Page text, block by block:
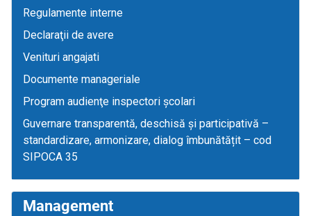
Regulamente interne
Declaraţii de avere
Venituri angajati
Documente manageriale
Program audienţe inspectori școlari
Guvernare transparentă, deschisă și participativă –
standardizare, armonizare, dialog îmbunătățit – cod
SIPOCA 35
Management